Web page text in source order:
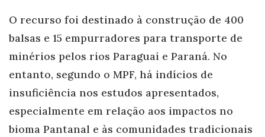
O recurso foi destinado à construção de 400
balsas e 15 empurradores para transporte de
minérios pelos rios Paraguai e Paraná. No
entanto, segundo o MPF, há indícios de
insuficiência nos estudos apresentados,
especialmente em relação aos impactos no
bioma Pantanal e às comunidades tradicionais